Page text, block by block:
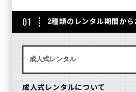
01 2種類のレンタル期間か
成人式レンタルについて